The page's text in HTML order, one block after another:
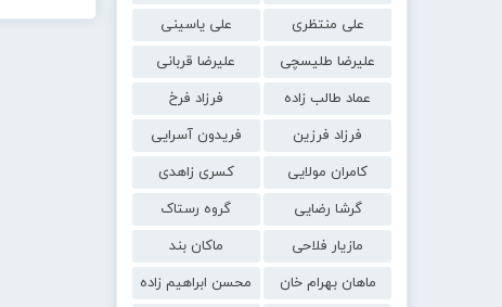
علی منتظری
علی یاسینی
علیرضا طلیسچی
علیرضا قربانی
عماد طالب زاده
فرزاد فرخ
فرزاد فرزین
فریدون آسرایی
کامران مولایی
کسری زاهدی
گرشا رضایی
گروه رستاک
مازیار فلاحی
ماکان بند
ماهان بهرام خان
محسن ابراهیم زاده